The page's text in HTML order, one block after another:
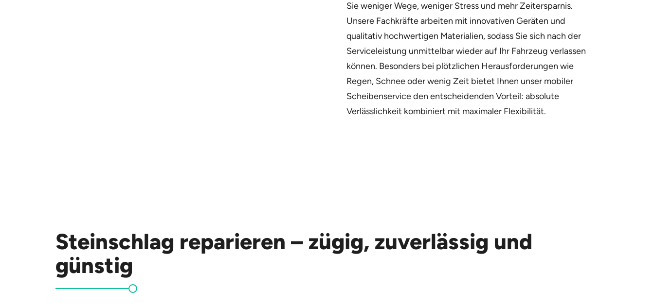
Sie weniger Wege, weniger Stress und mehr Zeitersparnis.
Unsere Fachkräfte arbeiten mit innovativen Geräten und
qualitativ hochwertigen Materialien, sodass Sie sich nach der
Serviceleistung unmittelbar wieder auf Ihr Fahrzeug verlassen
können. Besonders bei plötzlichen Herausforderungen wie
Regen, Schnee oder wenig Zeit bietet Ihnen unser mobiler
Scheibenservice den entscheidenden Vorteil: absolute
Verlässlichkeit kombiniert mit maximaler Flexibilität.
Steinschlag reparieren – zügig, zuverlässig und
günstig